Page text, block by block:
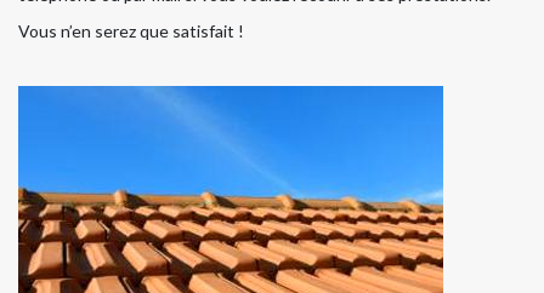
Vous n’en serez que satisfait !